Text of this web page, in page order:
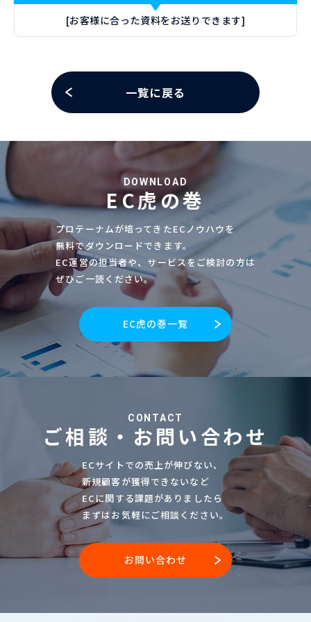
[お客様に合った資料をお送りできます]
一覧に戻る
DOWNLOAD
EC虎の巻
プロテーナムが培ってきたECノウハウを
無料でダウンロードできます。
EC運営の担当者や、サービスをご検討の方は
ぜひご一読ください。
EC虎の巻一覧
CONTACT
ご相談・お問い合わせ
ECサイトでの売上が伸びない、
新規顧客が獲得できないなど
ECに関する課題がありましたら
まずはお気軽にご相談ください。
お問い合わせ